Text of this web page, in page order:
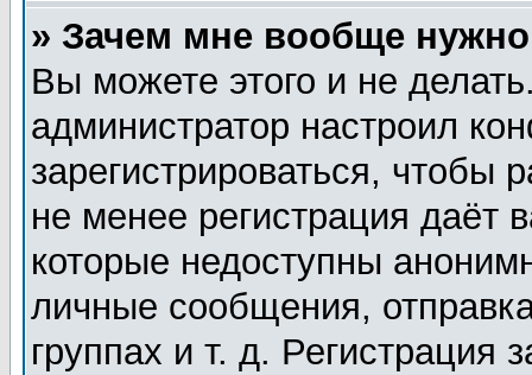
» Зачем мне вообще нужно
Вы можете этого и не
администратор настроил
зарегистрироваться,
не менее регистрация даёт
которые недоступны
личные сообщения,
группах и т. д. Регистрация